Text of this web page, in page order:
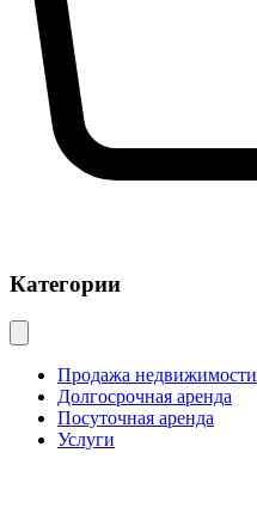
Категории
Продажа недвижимости
Долгосрочная аренда
Посуточная аренда
Услуги